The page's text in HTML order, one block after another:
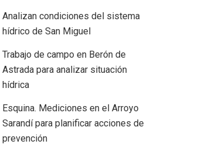
Analizan condiciones del sistema
hídrico de San Miguel
Trabajo de campo en Berón de
Astrada para analizar situación
hídrica
Esquina. Mediciones en el Arroyo
Sarandí para planificar acciones de
prevención